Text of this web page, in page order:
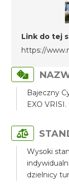
Link do tej
https://
Bajeczny
EXO VRISI.
Wysoki
dzielnicy